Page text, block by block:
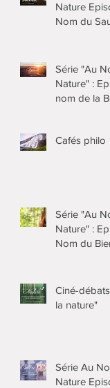
Nature
Nom du
Série "Au
Nature" :
nom de la
Cafés philo
Série "Au
Nature" :
Nom du
Ciné-
la nature"
Série Au
Nature